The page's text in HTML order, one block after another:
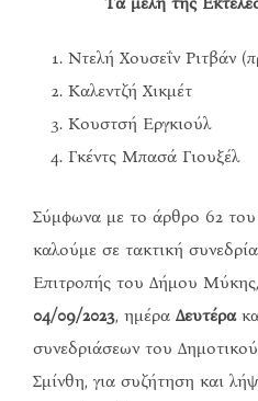
Ντελή Χουσεΐν Ριτβάν
Καλεντζή Χικμέτ
Κουστσή Εργκιούλ
Γκέντς Μπασά Γιουξέλ
Σύμφωνα με το άρθρο 62
καλούμε σε τακτική
Επιτροπής του Δήμου Μύκης,
04/09/2023, ημέρα Δευτέρα
συνεδριάσεων του
Σμίνθη, για συζήτηση και